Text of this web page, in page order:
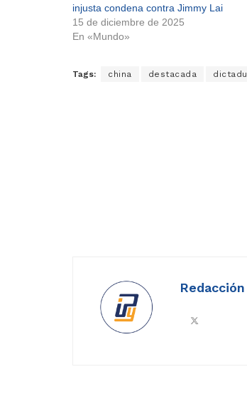
injusta condena contra Jimmy Lai
15 de diciembre de 2025
En «Mundo»
Tags: china destacada
Redacción